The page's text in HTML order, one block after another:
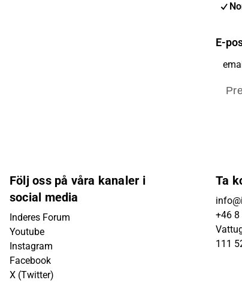
E-
Följ oss på våra kanaler i
social media
Inderes Forum
Youtube
Instagram
Facebook
X (Twitter)
Ta
+46 8
111